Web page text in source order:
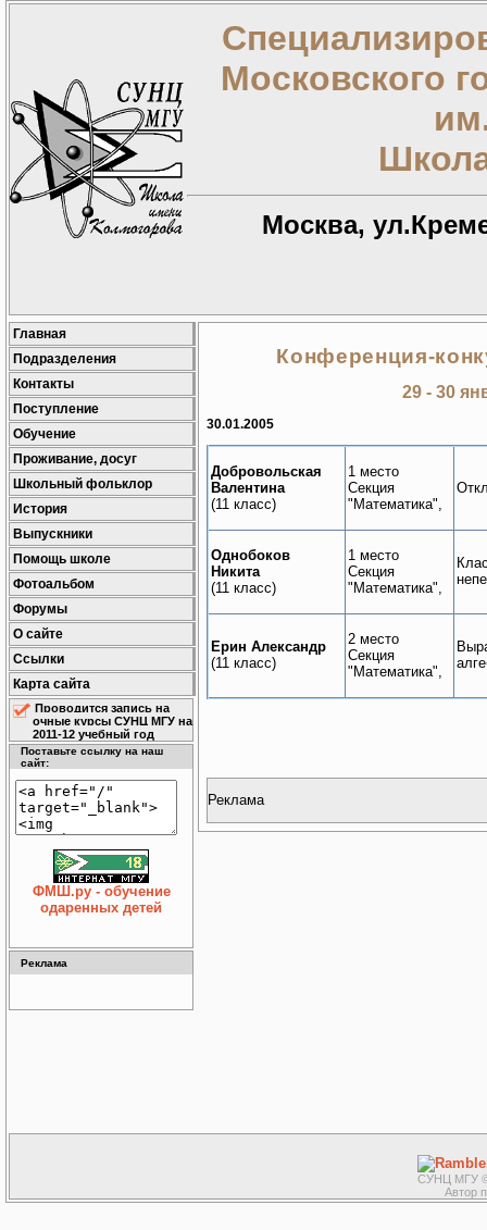
Московского
Москва,
Главная
Подразделения
Контакты
Поступление
Обучение
Проживание, досуг
Школьный фольклор
История
Выпускники
Помощь школе
Фотоальбом
Форумы
О сайте
Ссылки
Карта сайта
Проводится запись на
очные курсы СУНЦ МГУ на
2011-12 учебный год
Поставьте ссылку на наш
сайт:
ФМШ.ру - обучение
одаренных детей
Реклама
Конференция-
29 - 30
30.01.2005
Добровольская
Валентина
(11 класс)
1 место
Секция
"Математика",
Однобоков
Никита
(11 класс)
1 место
Секция
"Математика",
Ерин Александр
(11 класс)
2 место
Секция
"Математика",
Реклама
СУНЦ МГУ ©
Автор